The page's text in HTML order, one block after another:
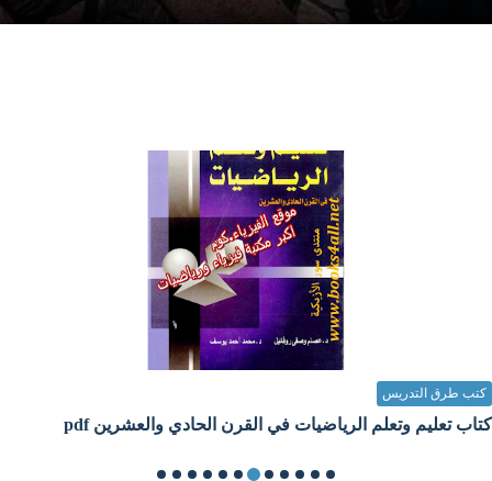
كتب طرق التدريس
كتاب تعليم وتعلم الرياضيات في القرن الحادي والعشرين pdf